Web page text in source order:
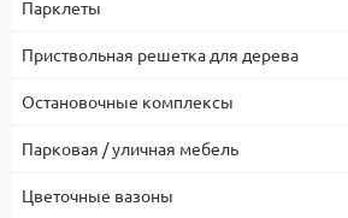
Парклеты
Приствольная решетка для дерева
Остановочные комплексы
Парковая / уличная мебель
Цветочные вазоны